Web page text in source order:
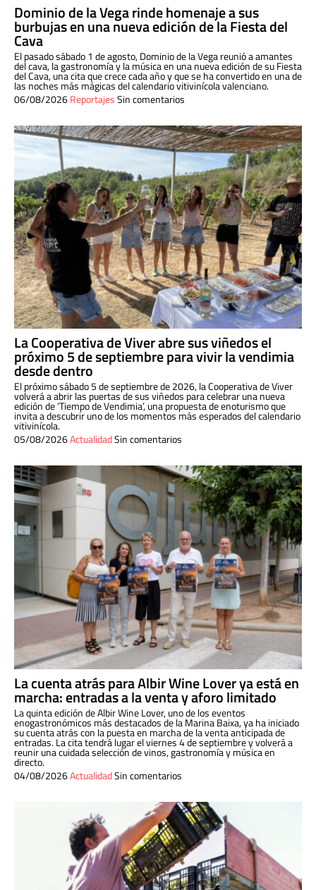
Dominio de la Vega rinde homenaje a sus
burbujas en una nueva edición de la Fiesta del
Cava
El pasado sábado 1 de agosto, Dominio de la Vega reunió a amantes
del cava, la gastronomía y la música en una nueva edición de su Fiesta
del Cava, una cita que crece cada año y que se ha convertido en una de
las noches más mágicas del calendario vitivinícola valenciano.
06/08/2026ReportajesSin comentarios
La Cooperativa de Viver abre sus viñedos el
próximo 5 de septiembre para vivir la vendimia
desde dentro
El próximo sábado 5 de septiembre de 2026, la Cooperativa de Viver
volverá a abrir las puertas de sus viñedos para celebrar una nueva
edición de ‘Tiempo de Vendimia’, una propuesta de enoturismo que
invita a descubrir uno de los momentos más esperados del calendario
vitivinícola.
05/08/2026ActualidadSin comentarios
La cuenta atrás para Albir Wine Lover ya está en
marcha: entradas a la venta y aforo limitado
La quinta edición de Albir Wine Lover, uno de los eventos
enogastronómicos más destacados de la Marina Baixa, ya ha iniciado
su cuenta atrás con la puesta en marcha de la venta anticipada de
entradas. La cita tendrá lugar el viernes 4 de septiembre y volverá a
reunir una cuidada selección de vinos, gastronomía y música en
directo.
04/08/2026ActualidadSin comentarios